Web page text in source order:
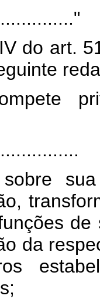
do art.
sua
da